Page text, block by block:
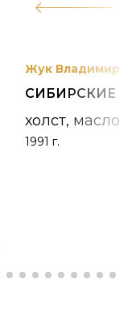
Жук Владимир
СИБИРСКИЕ
холст, масло
1991 г.